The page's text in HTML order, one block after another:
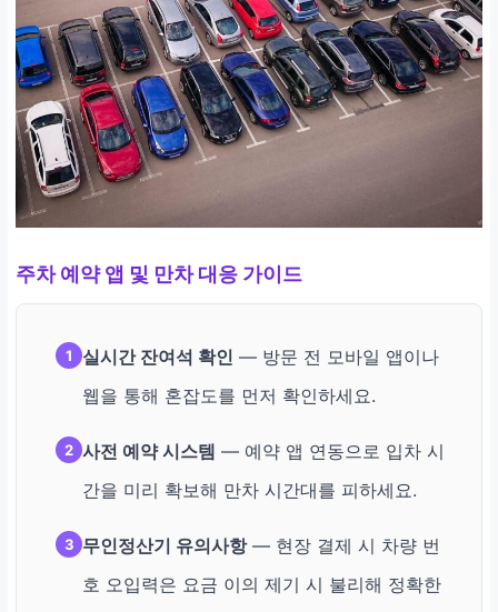
주차 예약 앱 및 만차 대응 가이드
1 실시간 잔여석 확인 — 방문 전 모바일 앱이나
웹을 통해 혼잡도를 먼저 확인하세요.
2 사전 예약 시스템 — 예약 앱 연동으로 입차 시
간을 미리 확보해 만차 시간대를 피하세요.
3 무인정산기 유의사항— 현장 결제 시 차량 번
호 오입력은 요금 이의 제기 시 불리해 정확한